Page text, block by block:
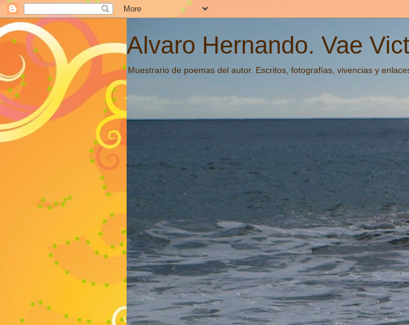
Alvaro Hernando. Vae
Muestrario de poemas del autor. Escritos, fotografías, vivencias y